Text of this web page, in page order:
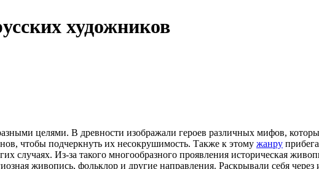
художников
целями. В древности изображали героев различных мифов,
чтобы подчеркнуть их несокрушимость. Также к этому жанру
случаях. Из-за такого многообразного проявления историческая
живопись, фольклор и другие направления. Раскрывали себя